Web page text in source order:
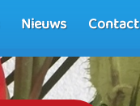
Nieuws Contact